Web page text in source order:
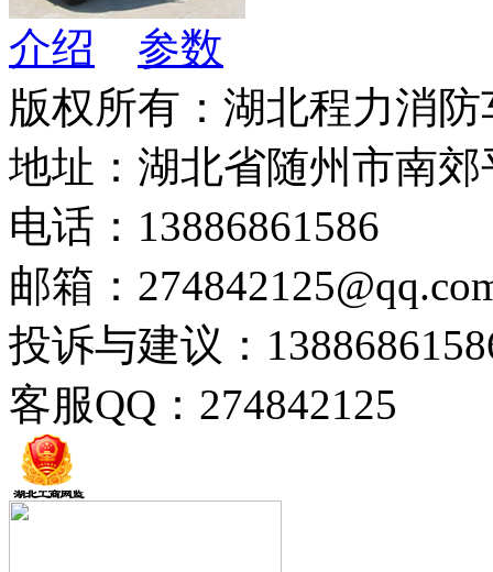
介绍
参数
版权所有：湖北程力消
地址：湖北省随州市南
电话：13886861586
邮箱：
投诉与建议：
客服QQ：274842125